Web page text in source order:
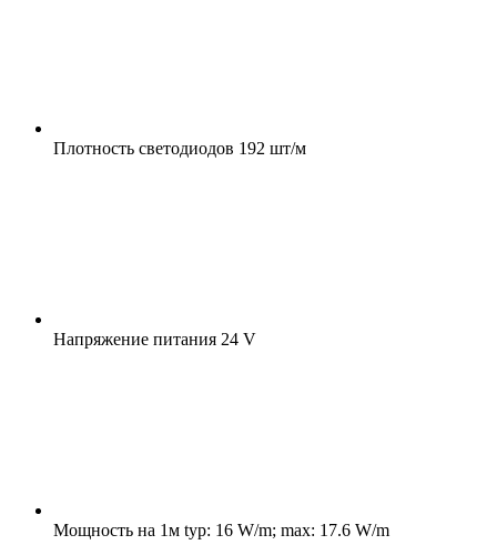
Плотность светодиодов 192 шт/м
Напряжение питания 24 V
Мощность на 1м typ: 16 W/m; max: 17.6 W/m